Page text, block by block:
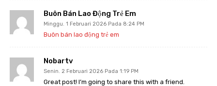
Buôn Bán Lao Động Trẻ Em
Minggu. 1 Februari 2026 Pada 8:24 PM
Buôn bán lao động trẻ em
Nobartv
Senin. 2 Februari 2026 Pada 1:19 PM
Great post! I’m going to share this with a friend.